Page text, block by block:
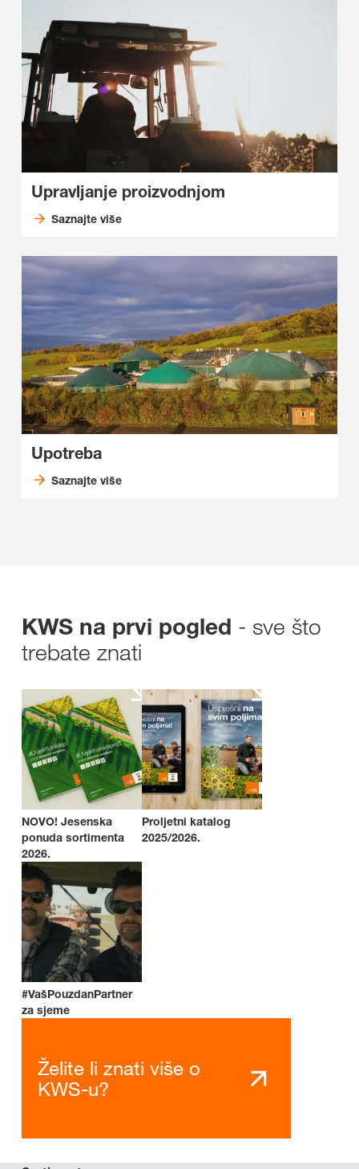
Upravljanje proizvodnjom
Saznajte više
Upotreba
Saznajte više
KWS na prvi pogled - sve što
trebate znati
NOVO! Jesenska
ponuda sortimenta
2026.
Proljetni katalog
2025/2026.
#VašPouzdanPartner
za sjeme
Želite li znati više o
KWS-u?